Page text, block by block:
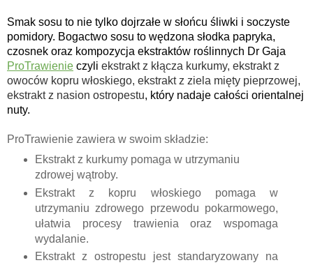
Smak sosu to nie tylko dojrzałe w słońcu śliwki i soczyste
pomidory. Bogactwo sosu to wędzona słodka papryka,
ProTrawienie czyli ekstrakt z kłącza kurkumy, ekstrakt z
owoców kopru włoskiego, ekstrakt z ziela mięty pieprzowej,
ekstrakt z nasion ostropestu, który nadaje całości orientalnej
nuty.
ProTrawienie zawiera w swoim składzie:
Ekstrakt z kurkumy pomaga w utrzymaniu
zdrowej wątroby.
Ekstrakt z kopru włoskiego pomaga w
utrzymaniu zdrowego przewodu pokarmowego,
ułatwia procesy trawienia oraz wspomaga
wydalanie.
Ekstrakt z ostropestu jest standaryzowany na